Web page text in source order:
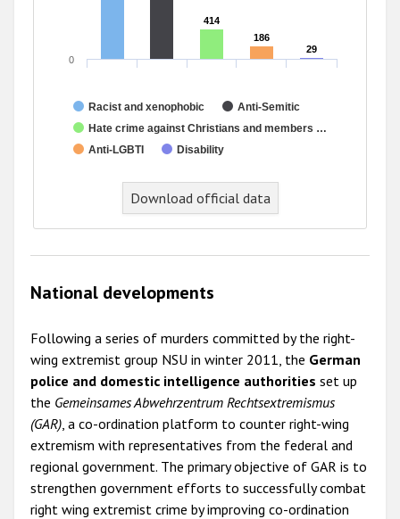
414
414
186
186
29
29
Racist and xenophobic
Anti-Semitic
Hate crime against Christians and members …
Anti-LGBTI
Disability
0
Download official data
National developments
Following a series of murders committed by the right-
wing extremist group NSU in winter 2011, the German
police and domestic intelligence authorities set up
the Gemeinsames Abwehrzentrum Rechtsextremismus
(GAR) , a co-ordination platform to counter right-wing
extremism with representatives from the federal and
regional government. The primary objective of GAR is to
strengthen government efforts to successfully combat
right wing extremist crime by improving co-ordination